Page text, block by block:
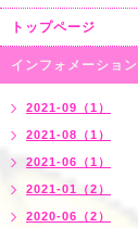
トップページ
インフォメーション
2021-09（1）
2021-08（1）
2021-06（1）
2021-01（2）
2020-06（2）